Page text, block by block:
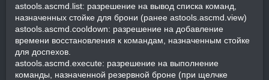
astools.ascmd.list: разрешение на вывод списка команд,
назначенных стойке для брони (ранее astools.ascmd.view)
astools.ascmd.cooldown: разрешение на добавление
времени восстановления к командам, назначенным стойке
для доспехов.
astools.ascmd.execute: разрешение на выполнение
команды, назначенной резервной броне (при щелчке